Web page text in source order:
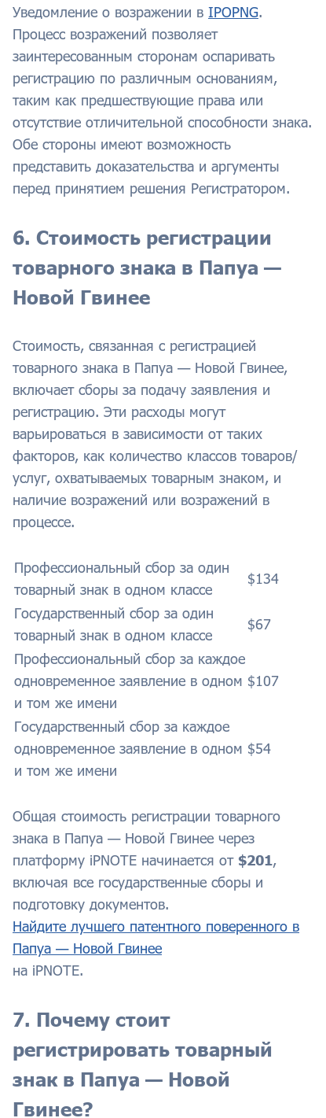
Уведомление о возражении в IPOPNG.
Процесс возражений позволяет
заинтересованным сторонам оспаривать
регистрацию по различным основаниям,
таким как предшествующие права или
отсутствие отличительной способности знака.
Обе стороны имеют возможность
представить доказательства и аргументы
перед принятием решения Регистратором.
6. Стоимость регистрации
товарного знака в Папуа —
Новой Гвинее
Стоимость, связанная с регистрацией
товарного знака в Папуа — Новой Гвинее,
включает сборы за подачу заявления и
регистрацию. Эти расходы могут
варьироваться в зависимости от таких
факторов, как количество классов товаров/
услуг, охватываемых товарным знаком, и
наличие возражений или возражений в
процессе.
Профессиональный сбор за один
товарный знак в одном классе
$134
Государственный сбор за один
товарный знак в одном классе
$67
Профессиональный сбор за каждое
одновременное заявление в одном
и том же имени
$107
Государственный сбор за каждое
одновременное заявление в одном
и том же имени
$54
Общая стоимость регистрации товарного
знака в Папуа — Новой Гвинее через
платформу iPNOTE начинается от $201,
включая все государственные сборы и
подготовку документов.
Найдите лучшего патентного поверенного в
Папуа — Новой Гвинее
на iPNOTE.
7. Почему стоит
регистрировать товарный
знак в Папуа — Новой
Гвинее?